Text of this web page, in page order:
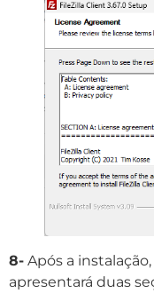
8- Após a
apresentará duas